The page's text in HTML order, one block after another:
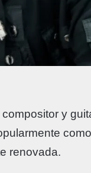
y
renovada.